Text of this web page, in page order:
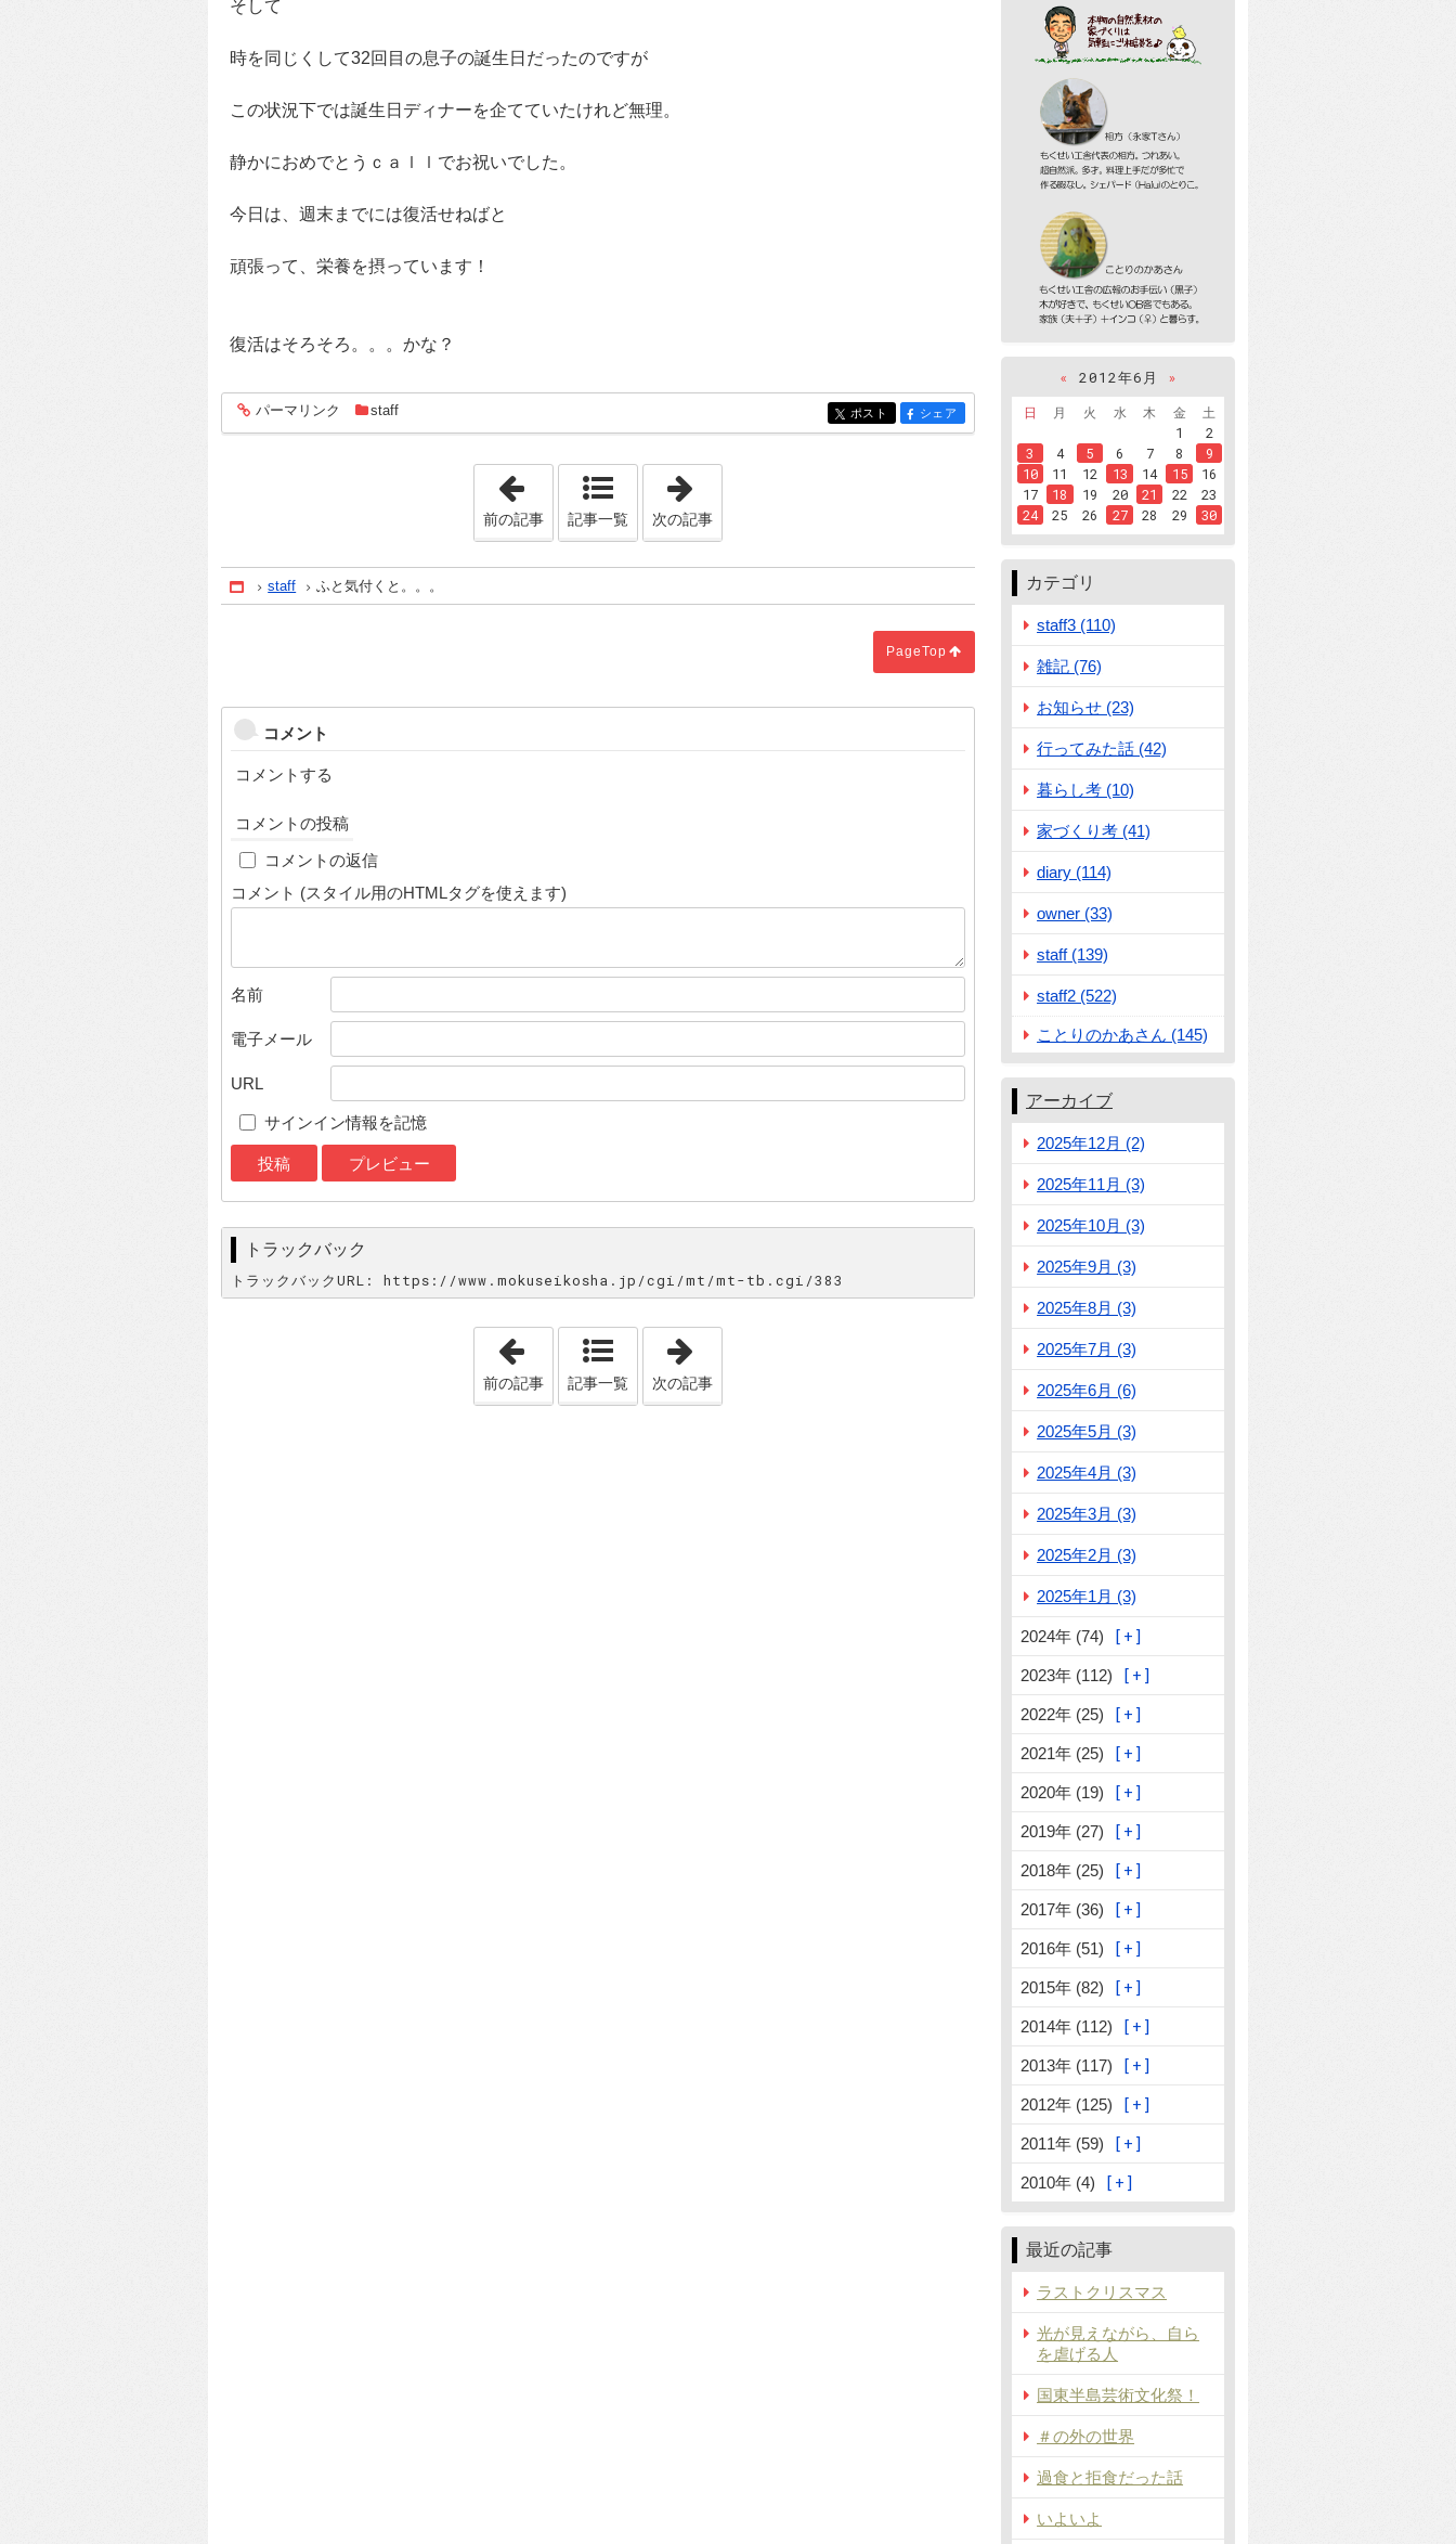
そして
時を同じくして32回目の息子の誕生日だったのですが
この状況下では誕生日ディナーを企てていたけれど無理。
静かにおめでとうｃａｌｌでお祝いでした。
今日は、週末までには復活せねばと
頑張って、栄養を摂っています！
復活はそろそろ。。。かな？
entry487
パーマリンク staff entry487
ポスト entry487
シェア
「びっくり＼(◎o◎)／！」
前の記事 記事一覧 次の記事
Home
staff ふと気付くと。。。
PageTop
コメント
コメントする
コメントの投稿
コメントの返信
コメント (スタイル用のHTMLタグを使えます)
名前
電子メール
URL
サインイン情報を記憶
captcha
トラックバック
トラックバックURL: https://www.mokuseikosha.jp/cgi/mt/mt-tb.cgi/383
「びっくり＼(◎o◎)／！」
前の記事 記事一覧 次の記事
« 2012年6月
»
日
月 火 水 木 金
土
1
2
3
4 5 6 7 8
9
10
11 12 13 14 15
16
17
18 19 20 21 22
23
24
25 26 27 28 29 30
カテゴリ
staff3 (110)
雑記 (76)
お知らせ (23)
行ってみた話 (42)
暮らし考 (10)
家づくり考 (41)
diary (114)
owner (33)
staff (139)
staff2 (522)
ことりのかあさん (145)
アーカイブ
2025年12月 (2)
2025年11月 (3)
2025年10月 (3)
2025年9月 (3)
2025年8月 (3)
2025年7月 (3)
2025年6月 (6)
2025年5月 (3)
2025年4月 (3)
2025年3月 (3)
2025年2月 (3)
2025年1月 (3)
2024年 (74)
2023年 (112)
2022年 (25)
2021年 (25)
2020年 (19)
2019年 (27)
2018年 (25)
2017年 (36)
2016年 (51)
2015年 (82)
2014年 (112)
2013年 (117)
2012年 (125)
2011年 (59)
2010年 (4)
最近の記事
ラストクリスマス
光が見えながら、自ら
を虐げる人
国東半島芸術文化祭！
＃の外の世界
過食と拒食だった話
いよいよ